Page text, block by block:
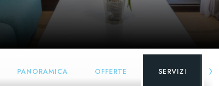
PANORAMICA OFFERTE SERVIZI